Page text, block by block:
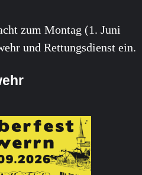
zum Montag (1. Juni
und Rettungsdienst ein.